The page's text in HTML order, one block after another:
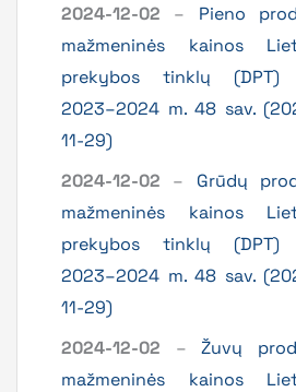
2024-12-02 – Pieno
mažmeninės kainos
prekybos tinklų (DPT)
2023–2024 m. 48 sav.
11-29)
2024-12-02 – Grūdų
mažmeninės kainos
prekybos tinklų (DPT)
2023–2024 m. 48 sav.
11-29)
2024-12-02 – Žuvų
mažmeninės kainos